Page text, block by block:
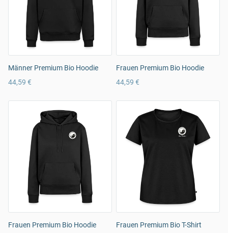
Männer Premium Bio Hoodie
44,59 €
Frauen Premium Bio Hoodie
44,59 €
Frauen Premium Bio Hoodie
Frauen Premium Bio T-Shirt